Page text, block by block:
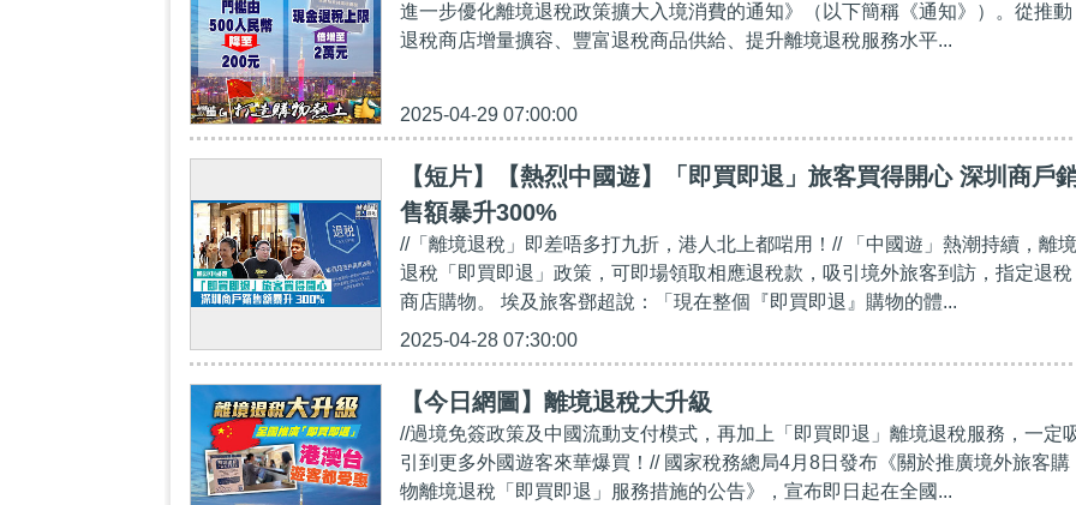
進一步優化離境退稅政策擴大入境消費的通知》（以下簡稱《通知》）。從推動
退稅商店增量擴容、豐富退稅商品供給、提升離境退稅服務水平...
2025-04-29 07:00:00
【短片】【熱烈中國遊】「即買即退」旅客​買得開心 深圳商戶
售額暴升300%​
//「離境退稅」即差唔多打九折，港人北上都啱用！// 「中國遊」熱潮持續，離境
退稅「即買即退」政策，可即場領取相應退稅款，吸引境外旅客到訪，指定退稅
商店購物。 埃及旅客鄧超說：「現在整個『即買即退』購物的體...
2025-04-28 07:30:00
【今日網圖】離境退稅大升級
//過境免簽政策及中國流動支付模式，再加上「即買即退」離境退稅服務，一定
引到更多外國遊客來華爆買！// 國家稅務總局4月8日發布《關於推廣境外旅客購
物離境退稅「即買即退」服務措施的公告》，宣布即日起在全國...